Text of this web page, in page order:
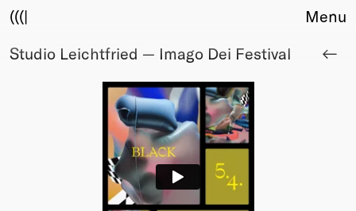
(((|
About
Menu
Studio Leichtfried — Imago Dei Festival